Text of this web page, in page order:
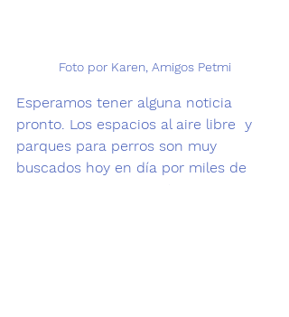
Foto por Karen, Amigos Petmi
Esperamos tener alguna noticia
pronto. Los espacios al aire libre  y
parques para perros son muy
buscados hoy en día por miles de